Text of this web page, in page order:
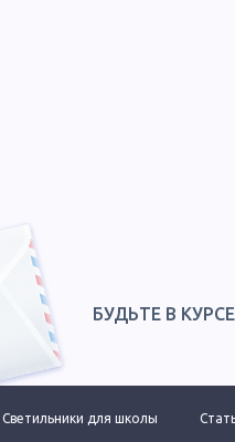
БУДЬТЕ В
Светильники для школы